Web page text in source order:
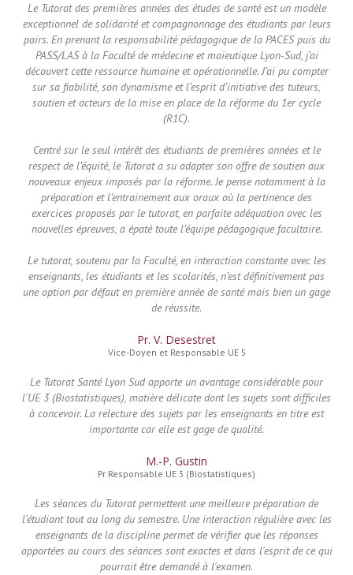
Le Tutorat des premières années des études de santé est un modèle
exceptionnel de solidarité et compagnonnage des étudiants par leurs
pairs. En prenant la responsabilité pédagogique de la PACES puis du
PASS/LAS à la Faculté de médecine et maïeutique Lyon-Sud, j’ai
découvert cette ressource humaine et opérationnelle. J’ai pu compter
sur sa fiabilité, son dynamisme et l’esprit d’initiative des tuteurs,
soutien et acteurs de la mise en place de la réforme du 1er cycle
(R1C).
Centré sur le seul intérêt des étudiants de premières années et le
respect de l’équité, le Tutorat a su adapter son offre de soutien aux
nouveaux enjeux imposés par la réforme. Je pense notamment à la
préparation et l’entrainement aux oraux où la pertinence des
exercices proposés par le tutorat, en parfaite adéquation avec les
nouvelles épreuves, a épaté toute l’équipe pédagogique facultaire.
Le tutorat, soutenu par la Faculté, en interaction constante avec les
enseignants, les étudiants et les scolarités, n’est définitivement pas
une option par défaut en première année de santé mais bien un gage
de réussite.
Pr. V. Desestret
Vice-Doyen et Responsable UE 5
Le Tutorat Santé Lyon Sud apporte un avantage considérable pour
l'UE 3 (Biostatistiques), matière délicate dont les sujets sont difficiles
à concevoir. La relecture des sujets par les enseignants en titre est
importante car elle est gage de qualité.
M.-P. Gustin
Pr Responsable UE 3 (Biostatistiques)
Les séances du Tutorat permettent une meilleure préparation de
l'étudiant tout au long du semestre. Une interaction régulière avec les
enseignants de la discipline permet de vérifier que les réponses
apportées au cours des séances sont exactes et dans l'esprit de ce qui
pourrait être demandé à l'examen.